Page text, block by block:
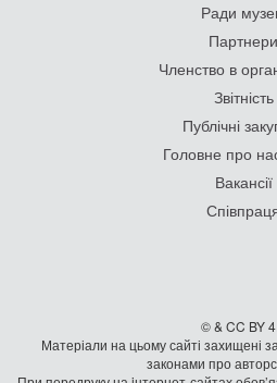
Ради
Партнери
Членство в
Звітність
Публічні
Головне про
Вакансії
© & CC BY
Матеріали на цьому сайті захищені
законами про